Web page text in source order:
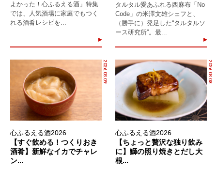
よかった！心ふるえる酒」特集
では、人気酒場に家庭でもつく
れる酒肴レシピを...
タルタル愛あふれる西麻布「No
Code」の米澤文雄シェフと、
（勝手に）発足した“タルタルソ
ース研究所”。最...
2026.03.09
心ふるえる酒2026
【すぐ飲める！つくりおき
酒肴】新鮮なイカでチャレ
ン...
2026.03.08
心ふるえる酒2026
【ちょっと贅沢な独り飲み
に】鰤の照り焼きとだし大
根...